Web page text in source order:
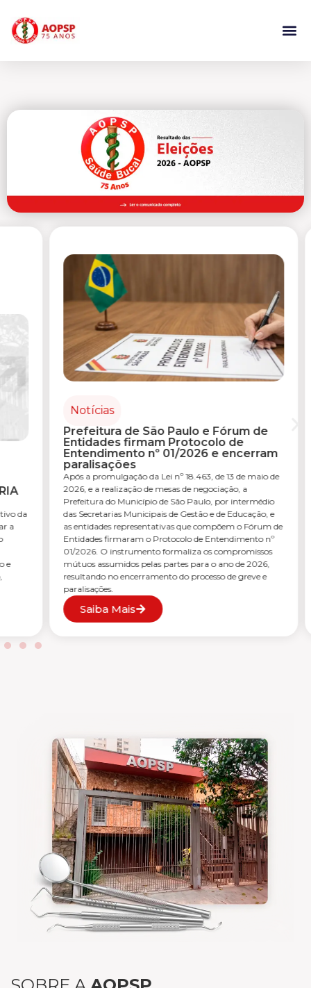
Prefeitura de São Paulo e Fórum de
Entidades firmam Protocolo de
Entendimento nº 01/2026 e encerram
paralisações
Após a promulgação da Lei nº 18.463, de 13 de maio de
2026, e a realização de mesas de negociação, a
Prefeitura do Município de São Paulo, por intermédio
das Secretarias Municipais de Gestão e de Educação, e
as entidades representativas que compõem o Fórum de
Entidades firmaram o Protocolo de Entendimento nº
01/2026. O instrumento formaliza os compromissos
mútuos assumidos pelas partes para o ano de 2026,
resultando no encerramento do processo de greve e
paralisações.
Saiba Mais
Projeto